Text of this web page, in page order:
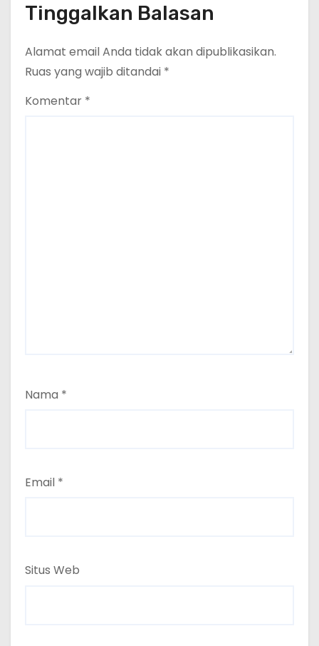
Tinggalkan Balasan
Alamat email Anda tidak akan dipublikasikan.
Ruas yang wajib ditandai *
Komentar *
Nama *
Email *
Situs Web